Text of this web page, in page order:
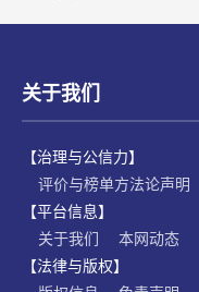
关于我们
【治理与公信力】
评价与榜单方法论声明
【平台信息】
关于我们
本网动态
【法律与版权】